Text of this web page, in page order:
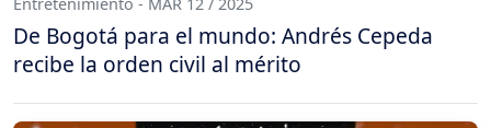
Entretenimiento - MAR 12 / 2025
De Bogotá para el mundo: Andrés Cepeda
recibe la orden civil al mérito